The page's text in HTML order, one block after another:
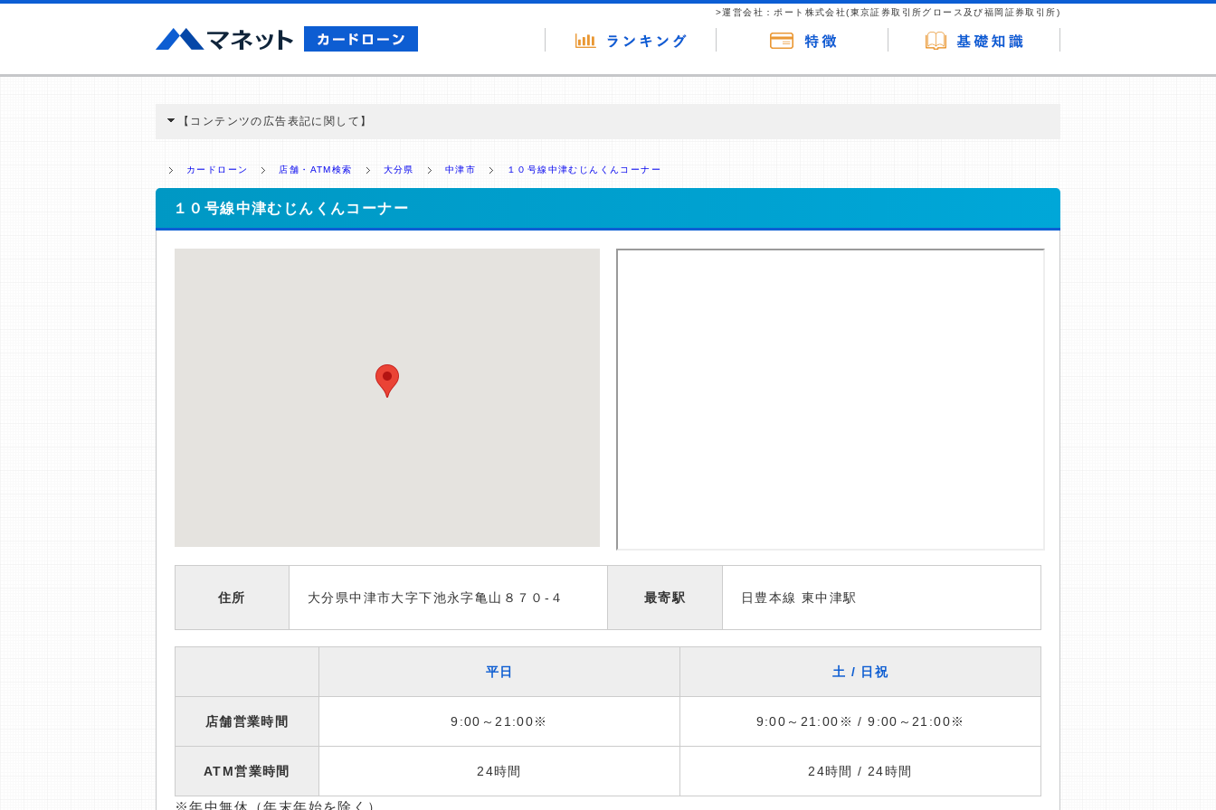
>運営会社：ポート株式会社(東京証券取引所グロース及び福岡証券取引所)
【コンテンツの広告表記に関して】
ミ収集などに基づき、公平性を担保した情報提供を行っています。
>提携企業一覧
カードローン 店舗・ATM検索 大分県 中津市 １０号線中津むじんくんコーナー
１０号線中津むじんくんコーナー
住所 大分県中津市大字下池永字亀山８７０-４ 最寄駅 日豊本線 東中津駅
平日 土 / 日祝
店舗営業時間 9:00～21:00※ 9:00～21:00※ / 9:00～21:00※
ATM営業時間 24時間 24時間 / 24時間
※年中無休（年末年始を除く）